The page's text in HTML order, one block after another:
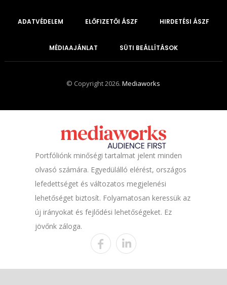
ADATVÉDELEM ELŐFIZETŐI ÁSZF HIRDETÉSI ÁSZF
MÉDIAAJÁNLAT SÜTI BEÁLLÍTÁSOK
© Copyright 2026.Mediaworks
Portfóliónk minőségi tartalmat jelent minden
olvasó számára. Egyedülálló elérést, országos
lefedettséget és változatos megjelenési
lehetőséget biztosít. Folyamatosan keressük az
új irányokat és fejlődési lehetőségeket. Ez
jövőnk záloga.